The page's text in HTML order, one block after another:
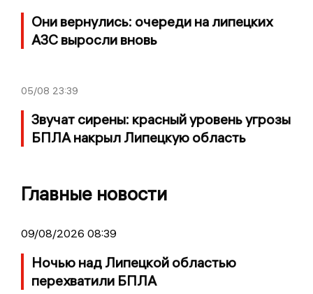
Они вернулись: очереди на липецких
АЗС выросли вновь
05/08 23:39
Звучат сирены: красный уровень угрозы
БПЛА накрыл Липецкую область
Главные новости
09/08/2026 08:39
Ночью над Липецкой областью
перехватили БПЛА